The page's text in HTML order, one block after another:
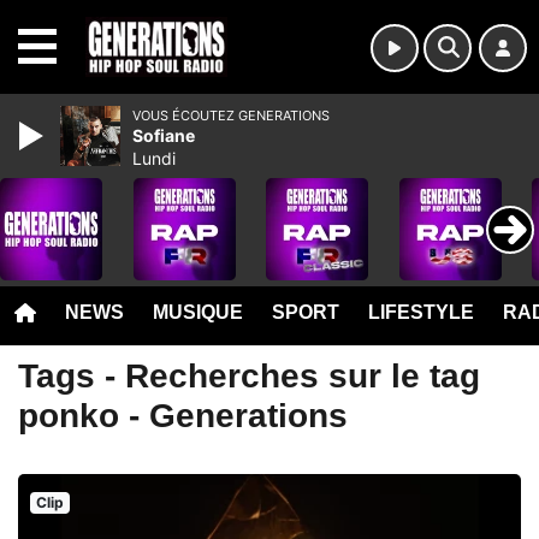
NEWS MUSIQUE SPORT LIFESTYLE
Tags - Recherches sur le tag
ponko - Generations
Clip
VOUS ÉCOUTEZ GENERATIONS
Sofiane
Lundi